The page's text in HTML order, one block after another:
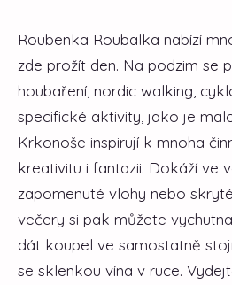
Roubenka Roubalka nabízí
zde prožít den. Na podzim se
houbaření, nordic walking,
specifické aktivity, jako je
Krkonoše inspirují k mnoha
kreativitu i fantazii. Dokáží ve
zapomenuté vlohy nebo
večery si pak můžete
dát koupel ve samostatně
se sklenkou vína v ruce.